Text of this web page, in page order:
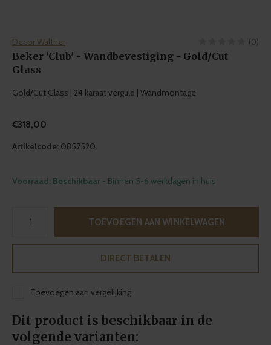
Decor Walther (0)
Beker 'Club' - Wandbevestiging - Gold/Cut
Glass
Gold/Cut Glass | 24 karaat verguld | Wandmontage
€318,00
Artikelcode: 0857520
Voorraad: Beschikbaar - Binnen 5-6 werkdagen in huis
TOEVOEGEN AAN WINKELWAGEN
DIRECT BETALEN
Toevoegen aan vergelijking
Dit product is beschikbaar in de
volgende varianten: